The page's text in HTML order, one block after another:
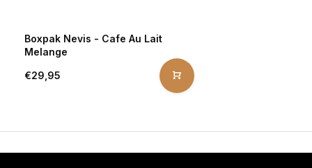
Boxpak Nevis - Cafe Au Lait
Melange
€29,95